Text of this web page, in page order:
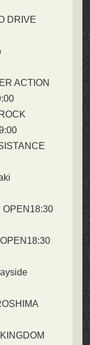
DRIVE
ACTION
OPEN18:30